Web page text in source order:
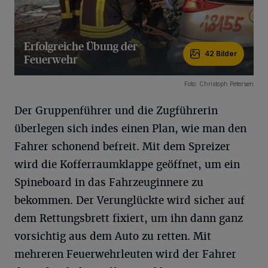
Erfolgreiche Übung der
Feuerwehr
42 Bilder
Foto: Christoph Petersen
Der Gruppenführer und die Zugführerin
überlegen sich indes einen Plan, wie man den
Fahrer schonend befreit. Mit dem Spreizer
wird die Kofferraumklappe geöffnet, um ein
Spineboard in das Fahrzeuginnere zu
bekommen. Der Verunglückte wird sicher auf
dem Rettungsbrett fixiert, um ihn dann ganz
vorsichtig aus dem Auto zu retten. Mit
mehreren Feuerwehrleuten wird der Fahrer